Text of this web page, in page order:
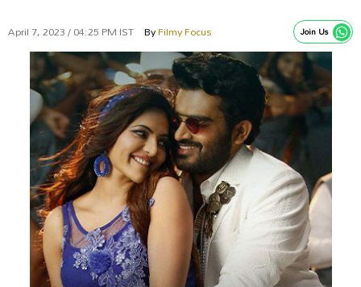
April 7, 2023 / 04:25 PM IST ByFilmy Focus Join Us